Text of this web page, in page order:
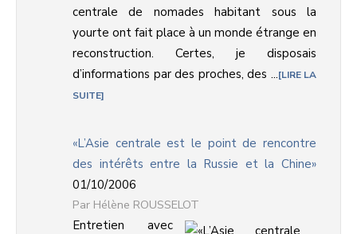
centrale de nomades habitant sous la
yourte ont fait place à un monde étrange en
reconstruction. Certes, je disposais
d’informations par des proches, des ... LIRE LA
SUITE
«L’Asie centrale est le point de rencontre
des intérêts entre la Russie et la Chine»
01/10/2006
Hélène ROUSSELOT
Entretien avec